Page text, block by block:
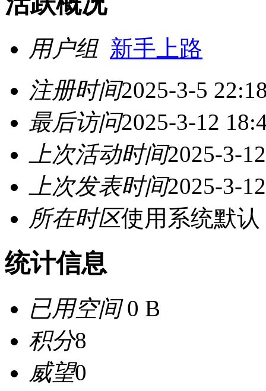
用户组 新手上路
注册时间2025-3-5
最后访问2025-3-12
上次活动时间2025-3-
上次发表时间2025-3-
所在时区使用系统默认
统计信息
已用空间0 B
积分8
威望0